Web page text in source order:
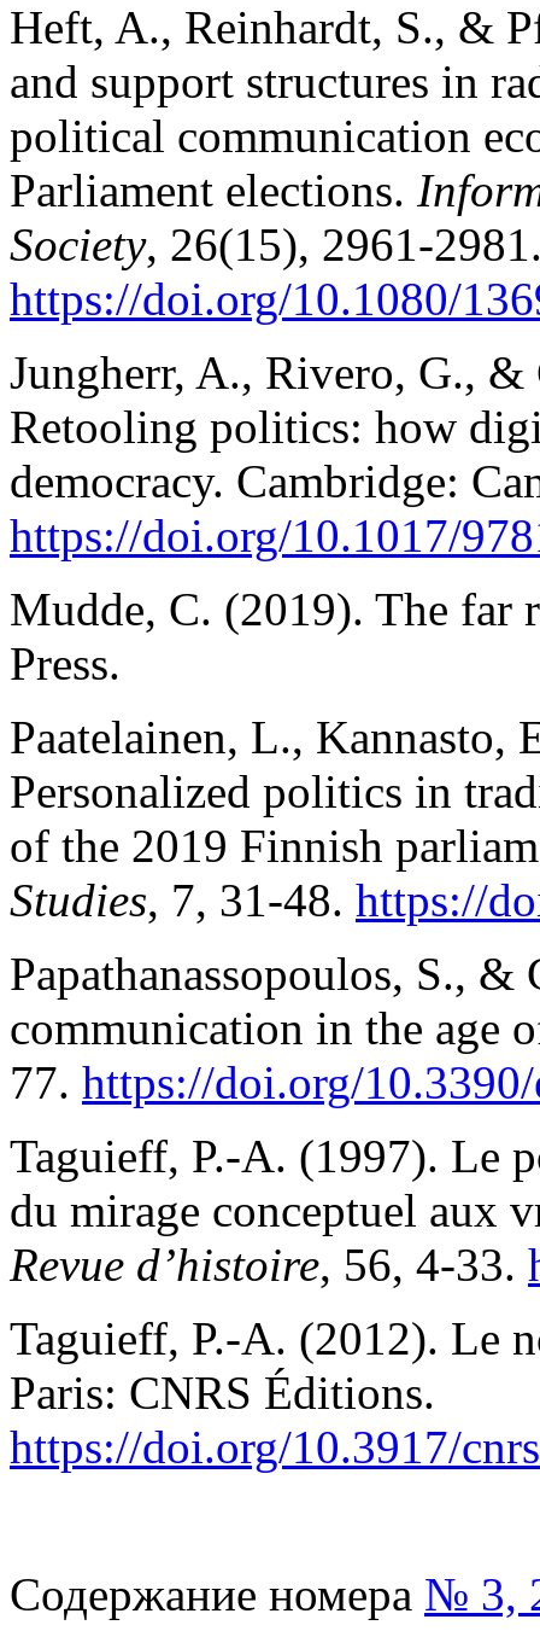
Heft, A., Reinhardt, S., &
and support structures in
political communication
Parliament elections.
Society, 26(15), 2961-
https://doi.org/10.1080/
Jungherr, A., Rivero, G.,
Retooling politics: how
democracy. Cambridge:
https://doi.org/10.1017/
Mudde, C. (2019). The far
Press.
Paatelainen, L., Kannasto,
Personalized politics in
of the 2019 Finnish
Studies, 7, 31-48. https://
Papathanassopoulos, S.,
communication in the age
77. https://doi.org/
Taguieff, P.-A. (1997). Le
du mirage conceptuel aux
Revue d’histoire, 56, 4-33.
Taguieff, P.-A. (2012). Le
Paris: CNRS Éditions.
https://doi.org/10.3917/
Содержание номера № 3,